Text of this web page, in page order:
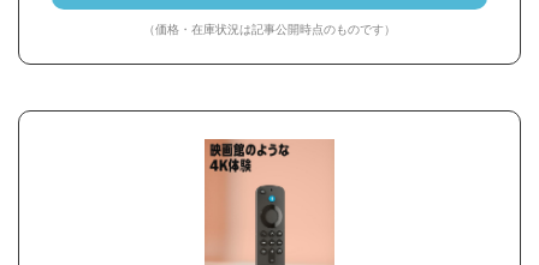
（価格・在庫状況は記事公開時点のものです）